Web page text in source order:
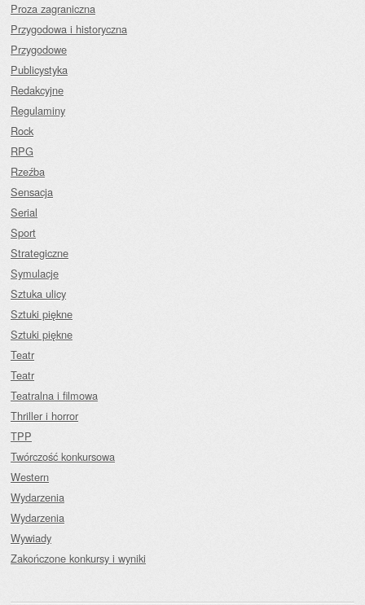
Proza zagraniczna
Przygodowa i historyczna
Przygodowe
Publicystyka
Redakcyjne
Regulaminy
Rock
RPG
Rzeźba
Sensacja
Serial
Sport
Strategiczne
Symulacje
Sztuka ulicy
Sztuki piękne
Sztuki piękne
Teatr
Teatr
Teatralna i filmowa
Thriller i horror
TPP
Twórczość konkursowa
Western
Wydarzenia
Wydarzenia
Wywiady
Zakończone konkursy i wyniki